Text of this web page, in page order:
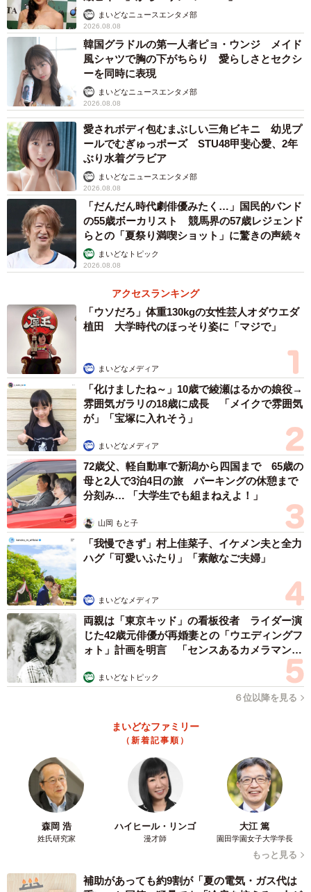
まいどなニュースエンタメ部
2026.08.08
韓国グラドルの第一人者ピョ・ウンジ メイド
風シャツで胸の下がちらり 愛らしさとセクシ
ーを同時に表現
まいどなニュースエンタメ部
2026.08.08
愛されボディ包むまぶしい三角ビキニ 幼児プ
ールでむぎゅっポーズ STU48甲斐心愛、2年
ぶり水着グラビア
まいどなニュースエンタメ部
2026.08.08
「だんだん時代劇俳優みたく…」国民的バンド
の55歳ボーカリスト 競馬界の57歳レジェンド
らとの「夏祭り満喫ショット」に驚きの声続々
まいどなトピック
2026.08.08
アクセスランキング
「ウソだろ」体重130kgの女性芸人オダウエダ
植田 大学時代のほっそり姿に「マジで」
まいどなメディア
「化けましたね～」10歳で綾瀬はるかの娘役→
雰囲気ガラリの18歳に成長 「メイクで雰囲気
が」「宝塚に入れそう」
まいどなメディア
72歳父、軽自動車で新潟から四国まで 65歳の
母と2人で3泊4日の旅 パーキングの休憩まで
分刻み… 「大学生でも組まねえよ！」
山岡 もと子
「我慢できず」村上佳菜子、イケメン夫と全力
ハグ「可愛いふたり」「素敵なご夫婦」
まいどなメディア
両親は「東京キッド」の看板役者 ライダー演
じた42歳元俳優が再婚妻との「ウエディングフ
ォト」計画を明言 「センスあるカメラマン求
まいどなトピック
６位以降を見る
まいどなファミリー
（新着記事順）
森岡 浩
姓氏研究家
ハイヒール・リンゴ
漫才師
大江 篤
園田学園女子大学学長
もっと見る
補助があっても約9割が「夏の電気・ガス代は